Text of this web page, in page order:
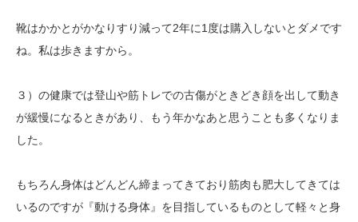
靴はかかとがかなりすり減って2年に1度は購入しないとダメです
ね。私は歩きますから。
３）の健康では登山や筋トレでの古傷がときどき顔を出して動き
が緩慢になるときがあり、もう年かなあと思うことも多くなりま
した。
もちろん身体はどんどん締まってきており筋肉も肥大してきては
いるのですが『動ける身体』を目指しているものとして軽々と身